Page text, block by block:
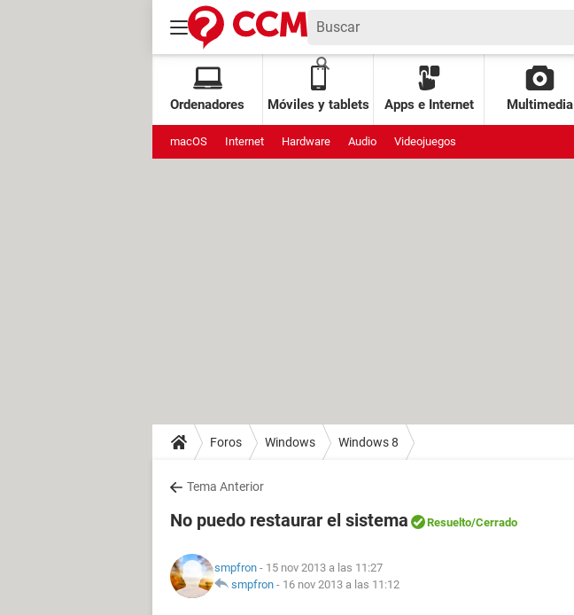
Ordenadores Móviles y tablets Apps e Internet Multimedia
macOS Internet Hardware Audio Videojuegos
Foros Windows Windows 8
Tema Anterior
No puedo restaurar el sistema Resuelto/Cerrado
smpfron - 15 nov 2013 a las 11:27
smpfron - 16 nov 2013 a las 11:12